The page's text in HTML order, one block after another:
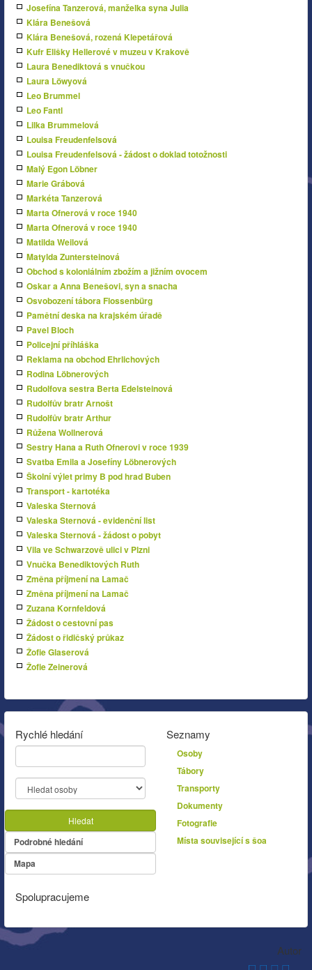
Josefína Tanzerová, manželka syna Julia
Klára Benešová
Klára Benešová, rozená Klepetářová
Kufr Elišky Hellerové v muzeu v Krakově
Laura Benediktová s vnučkou
Laura Löwyová
Leo Brummel
Leo Fantl
Lilka Brummelová
Louisa Freudenfelsová
Louisa Freudenfelsová - žádost o doklad totožnosti
Malý Egon Löbner
Marie Grábová
Markéta Tanzerová
Marta Ofnerová v roce 1940
Marta Ofnerová v roce 1940
Matilda Weilová
Matylda Zuntersteinová
Obchod s koloniálním zbožím a jižním ovocem
Oskar a Anna Benešovi, syn a snacha
Osvobození tábora Flossenbürg
Pamětní deska na krajském úřadě
Pavel Bloch
Policejní příhláška
Reklama na obchod Ehrlichových
Rodina Löbnerových
Rudolfova sestra Berta Edelsteinová
Rudolfův bratr Arnošt
Rudolfův bratr Arthur
Růžena Wollnerová
Sestry Hana a Ruth Ofnerovi v roce 1939
Svatba Emila a Josefíny Löbnerových
Školní výlet primy B pod hrad Buben
Transport - kartotéka
Valeska Sternová
Valeska Sternová - evidenční list
Valeska Sternová - žádost o pobyt
Vila ve Schwarzově ulici v Plzni
Vnučka Benediktových Ruth
Změna příjmení na Lamač
Změna příjmení na Lamač
Zuzana Kornfeldová
Žádost o cestovní pas
Žádost o řidičský průkaz
Žofie Glaserová
Žofie Zeinerová
Rychlé hledání
Hledat
Podrobné hledání
Mapa
Seznamy
Osoby
Tábory
Transporty
Dokumenty
Fotografie
Místa související s šoa
Spolupracujeme
Autor